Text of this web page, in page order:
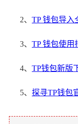
2、 TP 钱包导入
3、 TP 钱包使用
4、 TP钱包新版
5、 探寻TP钱包